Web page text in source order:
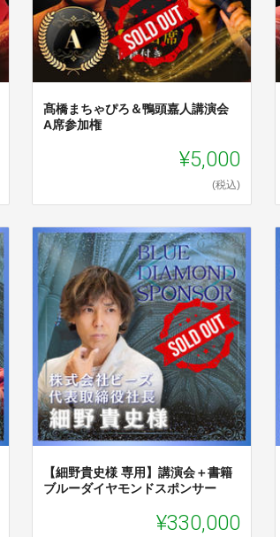
髙橋まちゃぴろ＆鴨頭嘉人講演会
A席参加権
¥5,000
(税込)
【細野貴史様 専用】講演会＋書籍
ブルーダイヤモンドスポンサー
¥330,000